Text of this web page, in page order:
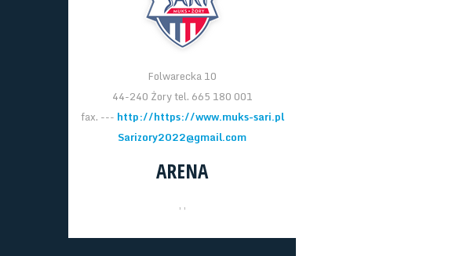
Folwarecka 10
44-240 Żory tel. 665 180 001
fax. --- http://https://www.muks-sari.pl
Sarizory2022@gmail.com
ARENA
, ,